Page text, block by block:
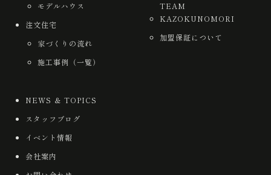
モデルハウス
注文住宅
家づくりの流れ
施工事例（一覧）
TEAM
KAZOKUNOMORI
加盟保証について
NEWS ＆ TOPICS
スタッフブログ
イベント情報
会社案内